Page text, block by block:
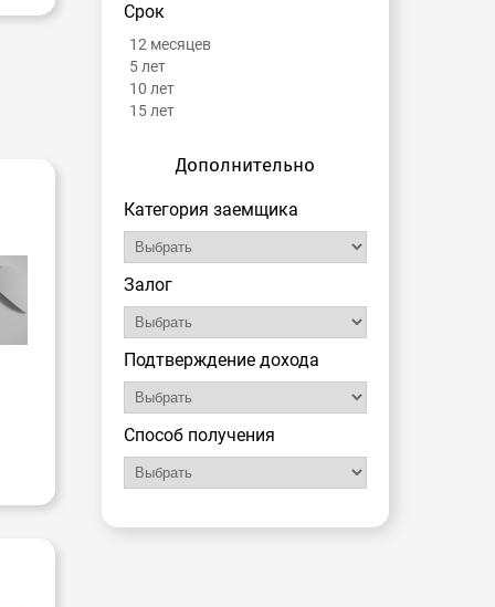
Срок
12 месяцев
5 лет
10 лет
15 лет
Дополнительно
Категория заемщика
Залог
Подтверждение дохода
Способ получения